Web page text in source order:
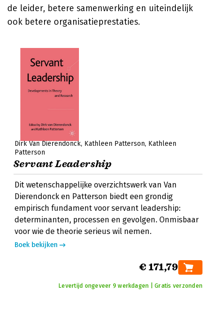
de leider, betere samenwerking en uiteindelijk
ook betere organisatieprestaties.
Dirk Van Dierendonck Kathleen Patterson Kathleen
Patterson
Servant Leadership
Dit wetenschappelijke overzichtswerk van Van
Dierendonck en Patterson biedt een grondig
empirisch fundament voor servant leadership:
determinanten, processen en gevolgen. Onmisbaar
voor wie de theorie serieus wil nemen.
Boek bekijken
€ 171,79
Levertijd ongeveer 9 werkdagen | Gratis verzonden